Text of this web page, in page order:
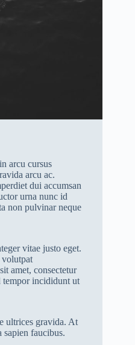
arcu cursus
arcu ac.
dui accumsan
urna nunc id
non pulvinar neque
vitae justo eget.
volutpat
amet, consectetur
tempor incididunt ut
ultrices gravida. At
sapien faucibus.